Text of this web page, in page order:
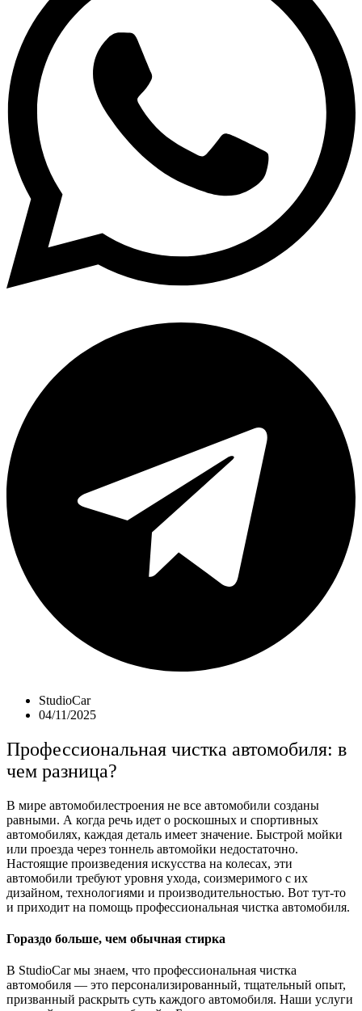
StudioCar
04/11/2025
Профессиональная чистка автомобиля: в
чем разница?
В мире автомобилестроения не все автомобили созданы
равными. А когда речь идет о роскошных и спортивных
автомобилях, каждая деталь имеет значение. Быстрой мойки
или проезда через тоннель автомойки недостаточно.
Настоящие произведения искусства на колесах, эти
автомобили требуют уровня ухода, соизмеримого с их
дизайном, технологиями и производительностью. Вот тут-то
и приходит на помощь профессиональная чистка автомобиля.
Гораздо больше, чем обычная стирка
В StudioCar мы знаем, что профессиональная чистка
автомобиля — это персонализированный, тщательный опыт,
призванный раскрыть суть каждого автомобиля. Наши услуги